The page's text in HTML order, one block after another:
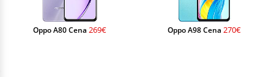
Oppo A80 Cena 269€ Oppo A98 Cena 270€